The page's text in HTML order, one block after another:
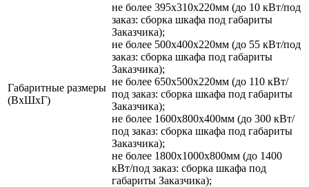
Габаритные размеры
(ВхШхГ)
не более 395х310х220мм (до 10 кВт/под
заказ: сборка шкафа под габариты
Заказчика);
не более 500х400х220мм (до 55 кВт/под
заказ: сборка шкафа под габариты
Заказчика);
не более 650х500х220мм (до 110 кВт/
под заказ: сборка шкафа под габариты
Заказчика);
не более 1600х800х400мм (до 300 кВт/
под заказ: сборка шкафа под габариты
Заказчика);
не более 1800х1000х800мм (до 1400
кВт/под заказ: сборка шкафа под
габариты Заказчика);